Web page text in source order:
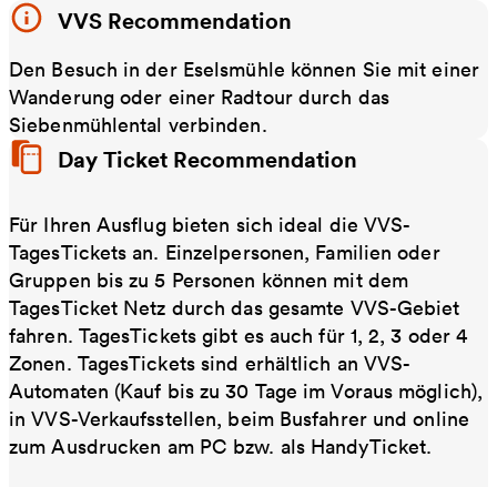
VVS Recommendation
Den Besuch in der Eselsmühle können Sie mit einer
Wanderung oder einer Radtour durch das
Siebenmühlental verbinden.
Day Ticket Recommendation
Für Ihren Ausflug bieten sich ideal die VVS-
TagesTickets an. Einzelpersonen, Familien oder
Gruppen bis zu 5 Personen können mit dem
TagesTicket Netz durch das gesamte VVS-Gebiet
fahren. TagesTickets gibt es auch für 1, 2, 3 oder 4
Zonen. TagesTickets sind erhältlich an VVS-
Automaten (Kauf bis zu 30 Tage im Voraus möglich),
in VVS-Verkaufsstellen, beim Busfahrer und online
zum Ausdrucken am PC bzw. als HandyTicket.